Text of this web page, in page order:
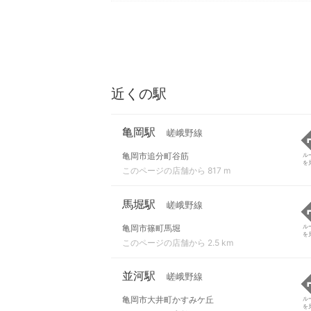
近くの駅
亀岡駅 嵯峨野線
亀岡市追分町谷筋
このページの店舗から 817 m
ル
を
馬堀駅 嵯峨野線
亀岡市篠町馬堀
このページの店舗から 2.5 km
ル
を
並河駅 嵯峨野線
亀岡市大井町かすみケ丘
ル
を